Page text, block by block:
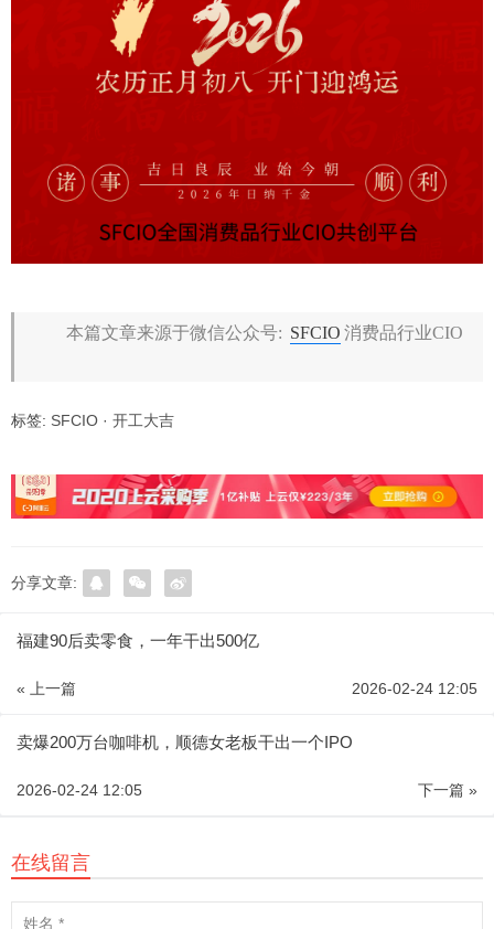
本篇文章来源于微信公众号: SFCIO 消费品行业CIO
标签: SFCIO · 开工大吉
分享文章:
福建90后卖零食，一年干出500亿
« 上一篇 2026-02-24 12:05
卖爆200万台咖啡机，顺德女老板干出一个IPO
下一篇 »
2026-02-24 12:05
在线留言